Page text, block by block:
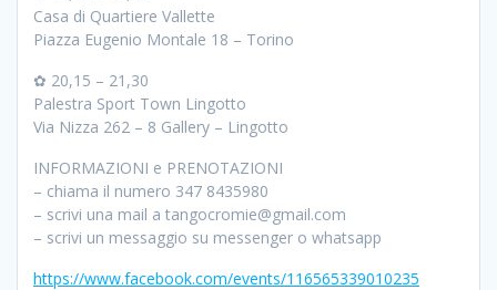
Casa di Quartiere Vallette
Piazza Eugenio Montale 18 – Torino
✿ 20,15 – 21,30
Palestra Sport Town Lingotto
Via Nizza 262 – 8 Gallery – Lingotto
INFORMAZIONI e PRENOTAZIONI
– chiama il numero 347 8435980
– scrivi una mail a tangocromie@gmail.com
– scrivi un messaggio su messenger o whatsapp
https://www.facebook.com/events/116565339010235